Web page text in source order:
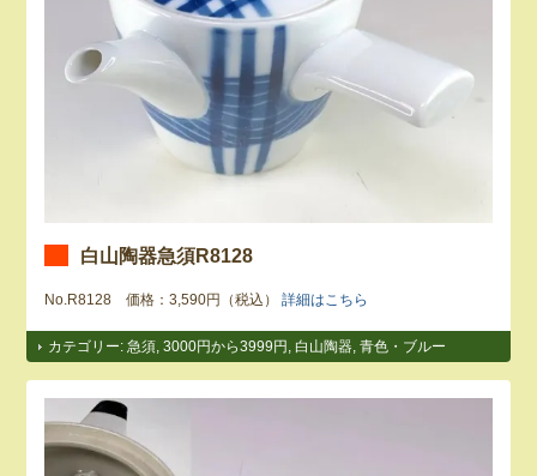
白山陶器急須R8128
No.R8128 価格：3,590円（税込）詳細はこちら
カテゴリー:急須 ,3000円から3999円 白山陶器 ,青色・ブルー